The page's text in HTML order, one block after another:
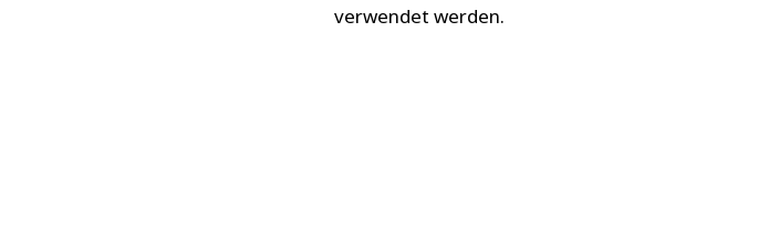
verwendet werden.